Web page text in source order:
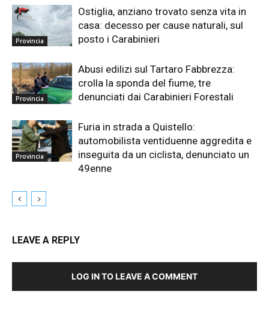
Provincia
Ostiglia, anziano trovato senza vita in
casa: decesso per cause naturali, sul
posto i Carabinieri
Provincia
Abusi edilizi sul Tartaro Fabbrezza:
crolla la sponda del fiume, tre
denunciati dai Carabinieri Forestali
Provincia
Furia in strada a Quistello:
automobilista ventiduenne aggredita e
inseguita da un ciclista, denunciato un
49enne
LEAVE A REPLY
LOG IN TO LEAVE A COMMENT